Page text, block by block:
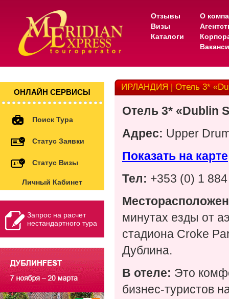
Отзывы
Визы
Каталоги
О
ОНЛАЙН СЕРВИСЫ
Поиск Тура
Статус Заявки
Статус Визы
Личный Кабинет
Запрос на расчет
нестандартного тура
ИРЛАНДИЯ | Отель 3*
Отель 3* «Dublin
Адрес: Upper
Показать на карте
Тел: +353 (0) 1
минутах езды от
стадиона Croke
Дублина.
В отеле: Это
бизнес-туристов